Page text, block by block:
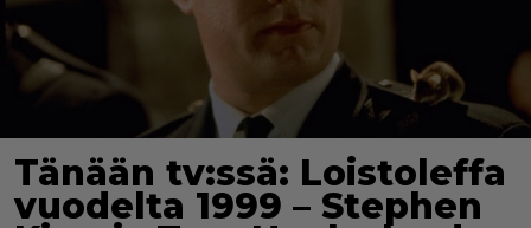
Tänään tv:ssä: Loistoleffa
vuodelta 1999 – Stephen